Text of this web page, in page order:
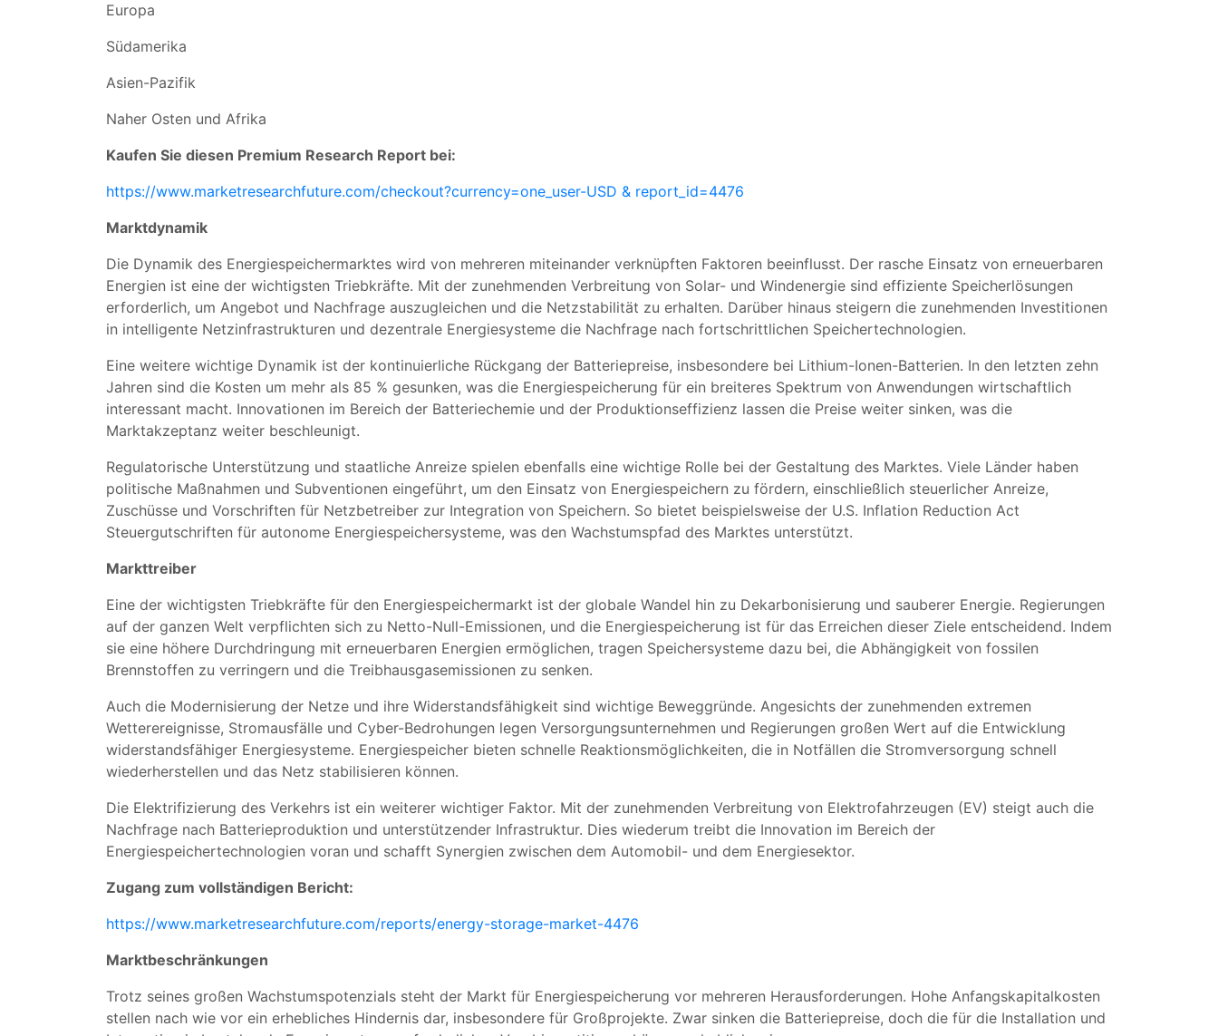
Europa
Südamerika
Asien-Pazifik
Naher Osten und Afrika
Kaufen Sie diesen Premium Research Report bei:
https://www.marketresearchfuture.com/checkout?currency=one_user-USD & report_id=4476
Marktdynamik
Die Dynamik des Energiespeichermarktes wird von mehreren miteinander verknüpften Faktoren beeinflusst. Der rasche Einsatz von erneuerbaren
Energien ist eine der wichtigsten Triebkräfte. Mit der zunehmenden Verbreitung von Solar- und Windenergie sind effiziente Speicherlösungen
erforderlich, um Angebot und Nachfrage auszugleichen und die Netzstabilität zu erhalten. Darüber hinaus steigern die zunehmenden Investitionen
in intelligente Netzinfrastrukturen und dezentrale Energiesysteme die Nachfrage nach fortschrittlichen Speichertechnologien.
Eine weitere wichtige Dynamik ist der kontinuierliche Rückgang der Batteriepreise, insbesondere bei Lithium-Ionen-Batterien. In den letzten zehn
Jahren sind die Kosten um mehr als 85 % gesunken, was die Energiespeicherung für ein breiteres Spektrum von Anwendungen wirtschaftlich
interessant macht. Innovationen im Bereich der Batteriechemie und der Produktionseffizienz lassen die Preise weiter sinken, was die
Marktakzeptanz weiter beschleunigt.
Regulatorische Unterstützung und staatliche Anreize spielen ebenfalls eine wichtige Rolle bei der Gestaltung des Marktes. Viele Länder haben
politische Maßnahmen und Subventionen eingeführt, um den Einsatz von Energiespeichern zu fördern, einschließlich steuerlicher Anreize,
Zuschüsse und Vorschriften für Netzbetreiber zur Integration von Speichern. So bietet beispielsweise der U.S. Inflation Reduction Act
Steuergutschriften für autonome Energiespeichersysteme, was den Wachstumspfad des Marktes unterstützt.
Markttreiber
Eine der wichtigsten Triebkräfte für den Energiespeichermarkt ist der globale Wandel hin zu Dekarbonisierung und sauberer Energie. Regierungen
auf der ganzen Welt verpflichten sich zu Netto-Null-Emissionen, und die Energiespeicherung ist für das Erreichen dieser Ziele entscheidend. Indem
sie eine höhere Durchdringung mit erneuerbaren Energien ermöglichen, tragen Speichersysteme dazu bei, die Abhängigkeit von fossilen
Brennstoffen zu verringern und die Treibhausgasemissionen zu senken.
Auch die Modernisierung der Netze und ihre Widerstandsfähigkeit sind wichtige Beweggründe. Angesichts der zunehmenden extremen
Wetterereignisse, Stromausfälle und Cyber-Bedrohungen legen Versorgungsunternehmen und Regierungen großen Wert auf die Entwicklung
widerstandsfähiger Energiesysteme. Energiespeicher bieten schnelle Reaktionsmöglichkeiten, die in Notfällen die Stromversorgung schnell
wiederherstellen und das Netz stabilisieren können.
Die Elektrifizierung des Verkehrs ist ein weiterer wichtiger Faktor. Mit der zunehmenden Verbreitung von Elektrofahrzeugen (EV) steigt auch die
Nachfrage nach Batterieproduktion und unterstützender Infrastruktur. Dies wiederum treibt die Innovation im Bereich der
Energiespeichertechnologien voran und schafft Synergien zwischen dem Automobil- und dem Energiesektor.
Zugang zum vollständigen Bericht:
https://www.marketresearchfuture.com/reports/energy-storage-market-4476
Marktbeschränkungen
Trotz seines großen Wachstumspotenzials steht der Markt für Energiespeicherung vor mehreren Herausforderungen. Hohe Anfangskapitalkosten
stellen nach wie vor ein erhebliches Hindernis dar, insbesondere für Großprojekte. Zwar sinken die Batteriepreise, doch die für die Installation und